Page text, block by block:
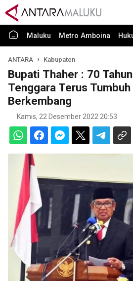
Maluku Metro Amboina
ANTARA Kabupaten
Bupati Thaher : 70
Tenggara Terus Tumbuh
Berkembang
Kamis, 22 Desember 2022 20:53